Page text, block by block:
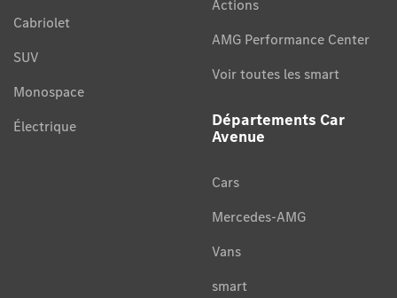
Cabriolet
SUV
Monospace
Électrique
Actions
AMG Performance Center
Voir toutes les smart
Départements Car
Avenue
Cars
Mercedes-AMG
Vans
smart